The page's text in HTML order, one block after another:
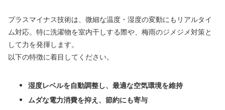
プラスマイナス技術は、微細な温度・湿度の変動にもリアルタイ
ム対応。特に洗濯物を室内干しする際や、梅雨のジメジメ対策と
して力を発揮します。
以下の特徴に着目してください。
湿度レベルを自動調整し、最適な空気環境を維持
ムダな電力消費を抑え、節約にも寄与